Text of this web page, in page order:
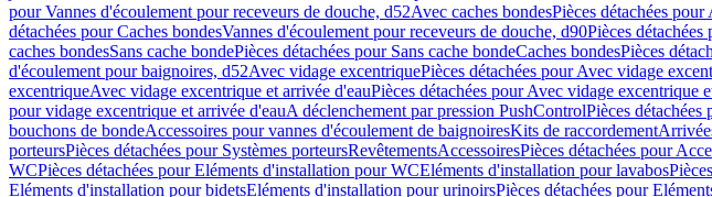
pour Vannes d'écoulement pour receveurs de douche, d52Avec caches bondesPièces détachées pour
détachées pour Caches bondesVannes d'écoulement pour receveurs de douche, d90Pièces
caches bondesSans cache bondePièces détachées pour Sans cache bondeCaches bondesPièces
d'écoulement pour baignoires, d52Avec vidage excentriquePièces détachées pour Avec vidage
excentriqueAvec vidage excentrique et arrivée d'eauPièces détachées pour Avec vidage excentrique
pour vidage excentrique et arrivée d'eauA déclenchement par pression PushControlPièces
bouchons de bondeAccessoires pour vannes d'écoulement de baignoiresKits de raccordement
porteursPièces détachées pour Systèmes porteursRevêtementsAccessoiresPièces détachées pour
WCPièces détachées pour Eléments d'installation pour WCEléments d'installation pour lavabos
Eléments d'installation pour bidetsEléments d'installation pour urinoirsPièces détachées pour